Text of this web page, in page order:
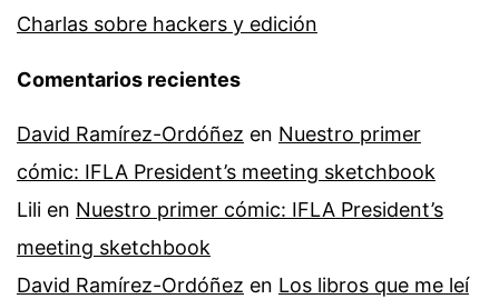
Charlas sobre hackers y edición
Comentarios recientes
David Ramírez-Ordóñez en Nuestro primer
cómic: IFLA President’s meeting sketchbook
Lili en Nuestro primer cómic: IFLA President’s
meeting sketchbook
David Ramírez-Ordóñez en Los libros que me leí